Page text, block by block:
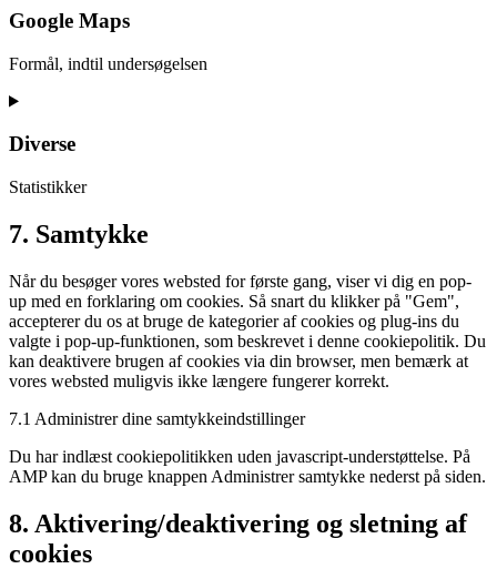
service
google-
fonts
Google Maps
Formål, indtil undersøgelsen
Consent
service
maps
Diverse
Statistikker
Consent
to
diverse
7. Samtykke
Når du besøger vores websted for første gang, viser vi dig en pop-
up med en forklaring om cookies. Så snart du klikker på "Gem",
accepterer du os at bruge de kategorier af cookies og plug-ins du
valgte i pop-up-funktionen, som beskrevet i denne cookiepolitik. Du
kan deaktivere brugen af ​​cookies via din browser, men bemærk at
vores websted muligvis ikke længere fungerer korrekt.
7.1 Administrer dine samtykkeindstillinger
Du har indlæst cookiepolitikken uden javascript-understøttelse. På
AMP kan du bruge knappen Administrer samtykke nederst på siden.
8. Aktivering/deaktivering og sletning af
cookies